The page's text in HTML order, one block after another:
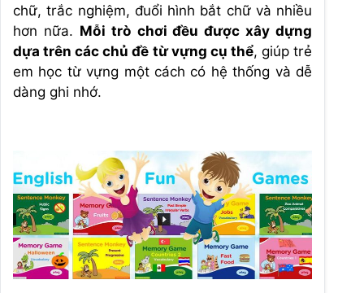
chữ, trắc nghiệm, đuổi hình bắt chữ và nhiều
hơn nữa. Mỗi trò chơi đều được xây dựng
dựa trên các chủ đề từ vựng cụ thể, giúp trẻ
em học từ vựng một cách có hệ thống và dễ
dàng ghi nhớ.